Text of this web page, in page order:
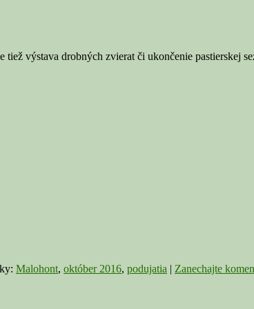
výstava drobných zvierat či ukončenie pastierskej
Malohont, október 2016, podujatia | Zanechajte